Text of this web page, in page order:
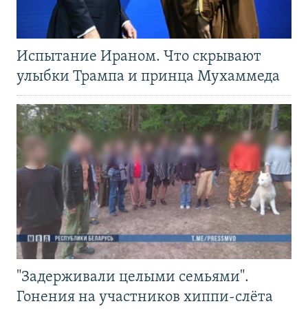
Испытание Ираном. Что скрывают
улыбки Трампа и принца Мухаммеда
"Задерживали целыми семьями".
Гонения на участников хиппи-слёта